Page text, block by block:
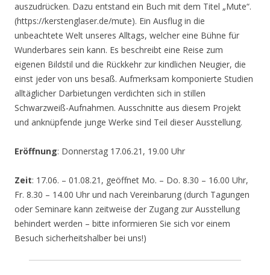
auszudrücken. Dazu entstand ein Buch mit dem Titel „Mute“.
(https://kerstenglaser.de/mute). Ein Ausflug in die
unbeachtete Welt unseres Alltags, welcher eine Bühne für
Wunderbares sein kann. Es beschreibt eine Reise zum
eigenen Bildstil und die Rückkehr zur kindlichen Neugier, die
einst jeder von uns besaß. Aufmerksam komponierte Studien
alltäglicher Darbietungen verdichten sich in stillen
Schwarzweiß-Aufnahmen. Ausschnitte aus diesem Projekt
und anknüpfende junge Werke sind Teil dieser Ausstellung.
Eröffnung: Donnerstag 17.06.21, 19.00 Uhr
Zeit: 17.06. – 01.08.21, geöffnet Mo. – Do. 8.30 – 16.00 Uhr,
Fr. 8.30 – 14.00 Uhr und nach Vereinbarung (durch Tagungen
oder Seminare kann zeitweise der Zugang zur Ausstellung
behindert werden – bitte informieren Sie sich vor einem
Besuch sicherheitshalber bei uns!)